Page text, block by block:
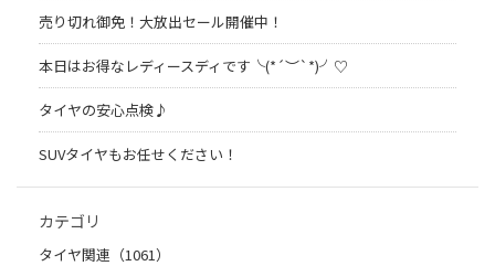
売り切れ御免！大放出セール開催中！
本日はお得なレディースディです╰(*´︶`*)╯♡
タイヤの安心点検♪
SUVタイヤもお任せください！
カテゴリ
タイヤ関連（1061）